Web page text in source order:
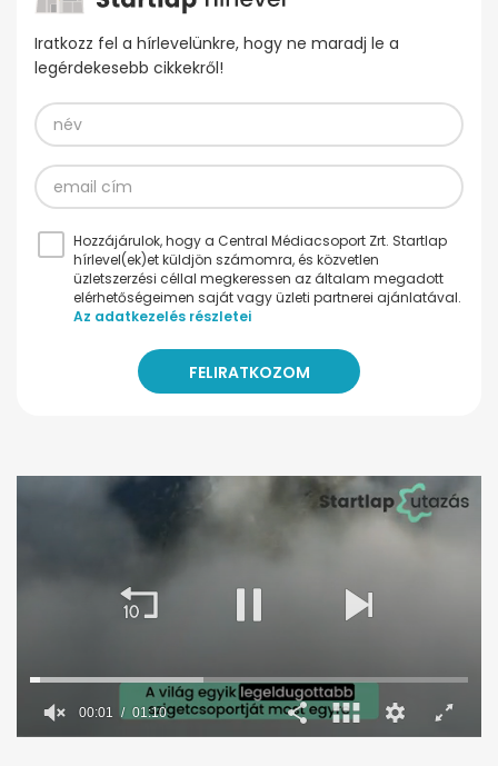
Iratkozz fel a hírlevelünkre, hogy ne maradj le a
legérdekesebb cikkekről!
Hozzájárulok, hogy a Central Médiacsoport Zrt. Startlap
hírlevel(ek)et küldjön számomra, és közvetlen
üzletszerzési céllal megkeressen az általam megadott
elérhetőségeimen saját vagy üzleti partnerei ajánlatával.
Az adatkezelés részletei
00:02 01:10